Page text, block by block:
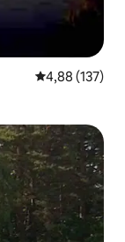
Átlagos
4,88 (137)